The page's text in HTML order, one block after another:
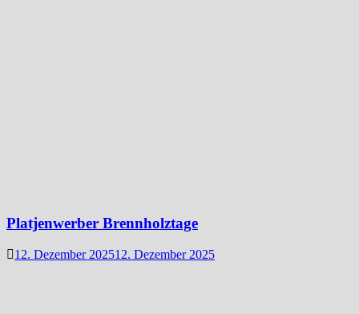
Platjenwerber Brennholztage
12. Dezember 202512. Dezember 2025